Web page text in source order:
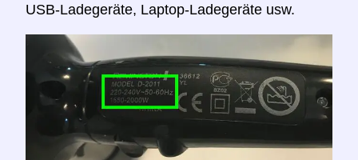
USB-Ladegeräte, Laptop-Ladegeräte usw.